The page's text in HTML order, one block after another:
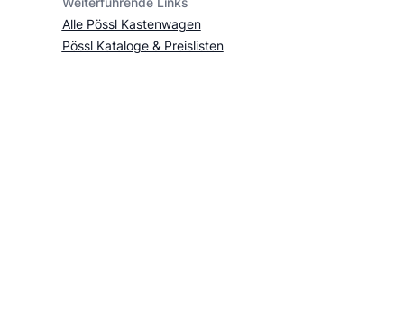
Alle Pössl Kastenwagen
Pössl Kataloge & Preislisten